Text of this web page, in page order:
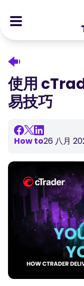
股票
成功的故事
奖励
博客
电子书
网络研讨会
播客
关于我们
帮助中心
合伙人专区
注册
使用
易技巧
How to26 八月